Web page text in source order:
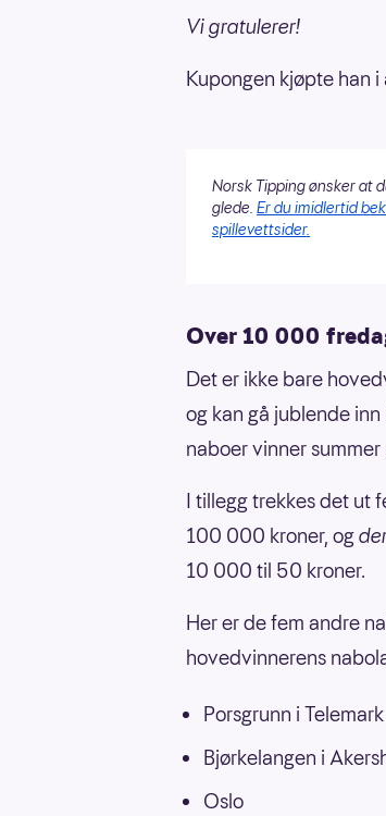
Vi gratulerer!
Kupongen kjøpte han i
Norsk Tipping ønsker at
glede. Er du imidlertid
spillevettsider.
Over 10 000
Det er ikke bare
og kan gå jublende
naboer vinner
I tillegg trekkes det ut
100 000 kroner, og
10 000 til 50 kroner.
Her er de fem andre
hovedvinnerens
Porsgrunn i Telemark
Bjørkelangen i
Oslo